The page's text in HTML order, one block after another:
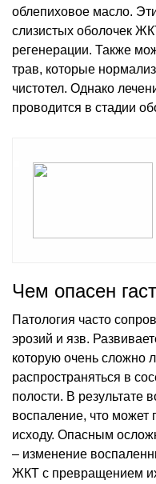
облепиховое масло.
слизистых оболочек
регенерации. Также
трав, которые
чистотел. Однако
проводится в стадии
Чем опасен
Патология часто
эрозий и язв.
которую очень сложно
распространяться в
полости. В результате
воспаление, что может
исходу. Опасным
– изменение
ЖКТ с превращением